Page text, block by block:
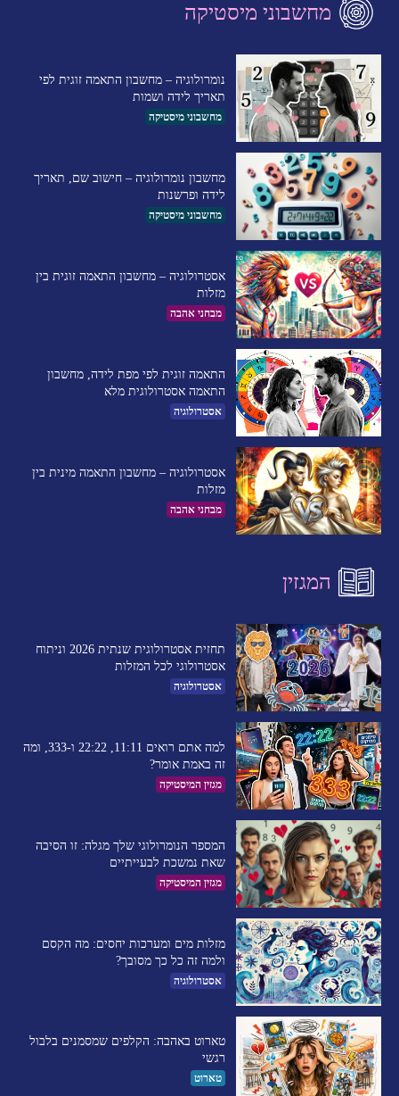
מחשבוני מיסטיקה
נומרולוגיה – מחשבון התאמה זוגית לפי
תאריך לידה ושמות
מחשבוני מיסטיקה
מחשבון נומרולוגיה – חישוב שם, תאריך
לידה ופרשנות
מחשבוני מיסטיקה
אסטרולוגיה – מחשבון התאמה זוגית בין
מזלות
מבחני אהבה
התאמה זוגית לפי מפת לידה, מחשבון
התאמה אסטרולוגית מלא
אסטרולוגיה
אסטרולוגיה – מחשבון התאמה מינית בין
מזלות
מבחני אהבה
המגזין
תחזית אסטרולוגית שנתית 2026 וניתוח
אסטרולוגי לכל המזלות
אסטרולוגיה
למה אתם רואים 11:11, 22:22 ו-333, ומה
זה באמת אומר?
מגזין המיסטיקה
המספר הנומרולוגי שלך מגלה: זו הסיבה
שאת נמשכת לבעייתיים​
מגזין המיסטיקה
מזלות מים ומערכות יחסים: מה הקסם
ולמה זה כל כך מסובך?
אסטרולוגיה
טארוט באהבה: הקלפים שמסמנים בלבול
רגשי
טארוט